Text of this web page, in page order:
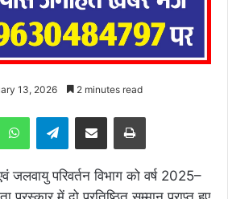
13, 2026 2 minutes read
WhatsAppTelegramShare via Email Print
जलवायु परिवर्तन विभाग को वर्ष 2025–